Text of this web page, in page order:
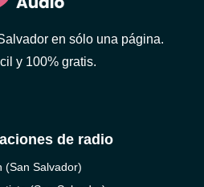
en sólo una página.
y 100% gratis.
de radio
(San Salvador)